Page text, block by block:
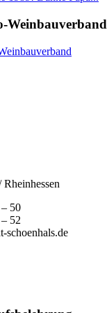
Weinbauverband
50
52
schoenhals.de